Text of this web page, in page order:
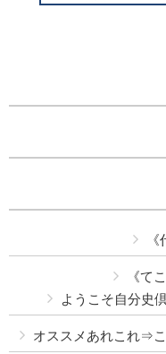
《て
ようこそ自分史
オススメあれこれ⇒